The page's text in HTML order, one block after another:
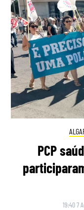
PCP
19:40 7